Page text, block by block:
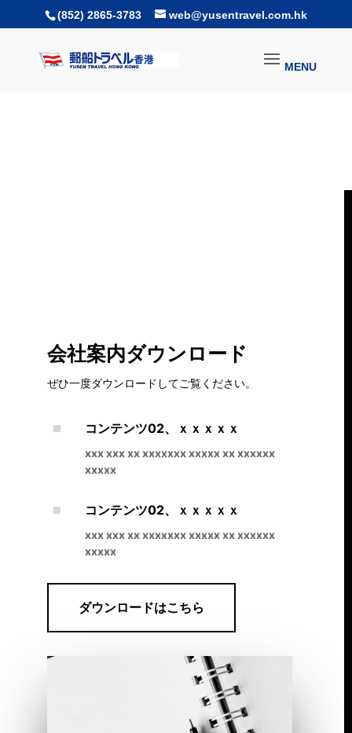
(852) 2865-3783 web@yusentravel.com.hk
会社案内ダウンロード
ぜひ一度ダウンロードしてご覧ください。
^ コンテンツ02、ｘｘｘｘｘ
xxx xxx xx xxxxxxx xxxxx xx xxxxxx
xxxxx
^ コンテンツ02、ｘｘｘｘｘ
xxx xxx xx xxxxxxx xxxxx xx xxxxxx
xxxxx
ダウンロードはこちら